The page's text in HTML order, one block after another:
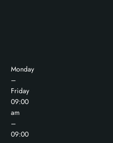
Monday
–
Friday
09:00
am
–
09:00